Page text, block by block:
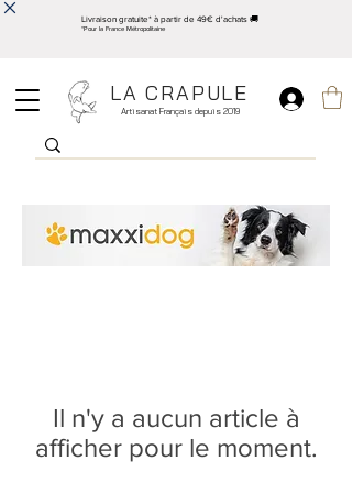
Livraison gratuite* à partir de 49€ d'achats 🚚
*Pour la France Métropolitaine
LA CRAPULE
Artisanat Français depuis 2019
Il n'y a aucun article à
afficher pour le moment.